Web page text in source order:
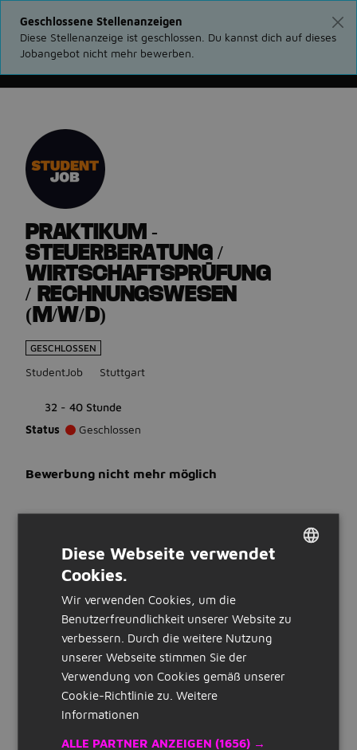
Geschlossene Stellenanzeigen
Diese Stellenanzeige ist geschlossen. Du kannst dich auf dieses
Jobangebot nicht mehr bewerben.
PRAKTIKUM -
STEUERBERATUNG /
WIRTSCHAFTSPRÜFUNG
/ RECHNUNGSWESEN
(M/W/D)
GESCHLOSSEN
StudentJob Stuttgart
32 - 40 Stunde
Status
Geschlossen
Bewerbung nicht mehr möglich
Ausbildung
Keine Vorerfahrung erforderlich
Sprachen
Du beherrschst Deutsch
WAS WIR BIETEN
Stunden:
32 bis 40 Stunden pro Woche
Beschäftigung
Quick Links
Diese Webseite verwendet
Cookies.
Wir verwenden Cookies, um die
Benutzerfreundlichkeit unserer Website zu
verbessern. Durch die weitere Nutzung
unserer Webseite stimmen Sie der
Verwendung von Cookies gemäß unserer
Cookie-Richtlinie zu. Weitere
Informationen
ALLE PARTNER ANZEIGEN (1656) →